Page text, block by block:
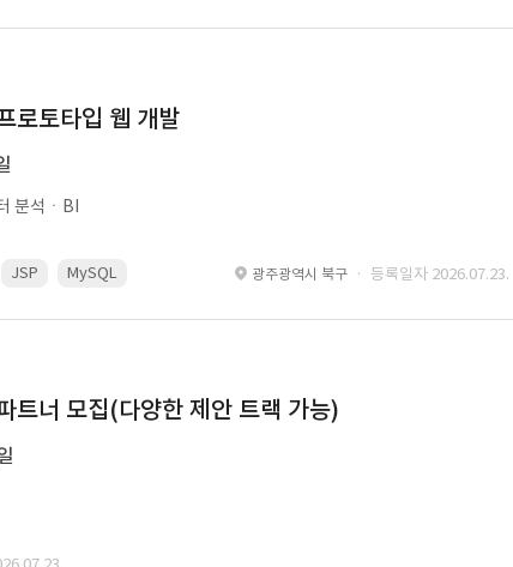
로토타입 웹 개발
분석ㆍBI
JSP MySQL Spring광주광역시 북구 · 등록일자 2026.07.23.
트너 모집(다양한 제안 트랙 가능)